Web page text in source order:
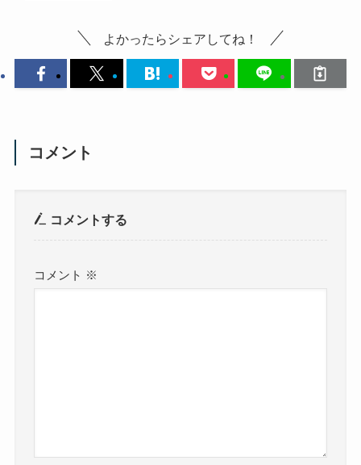
よかったらシェアしてね！
コメント
コメントする
コメント ※